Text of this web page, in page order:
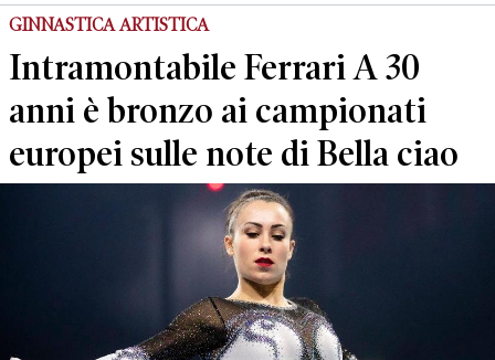
GINNASTICA ARTISTICA
Intramontabile Ferrari A 30
anni è bronzo ai campionati
europei sulle note di Bella ciao